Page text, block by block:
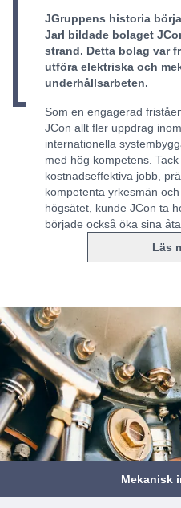
JGruppens historia
Jarl bildade bolaget
strand. Detta bolag var
utföra elektriska och
underhållsarbeten.
Som en engagerad
JCon allt fler uppdrag
internationella
med hög kompetens.
kostnadseffektiva jobb,
kompetenta yrkesmän
högsätet, kunde JCon ta
började också öka sina
Läs
Mekanisk